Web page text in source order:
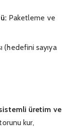
Paketleme ve
(hedefini sayıya
üretim ve
kur,